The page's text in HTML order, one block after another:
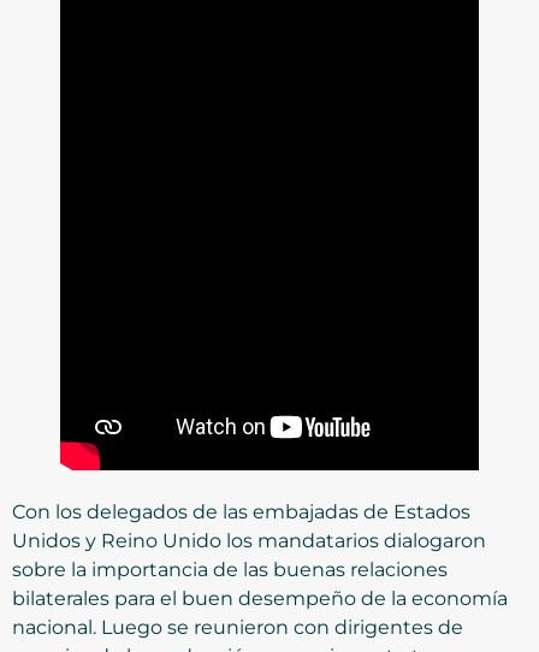
Con los delegados de las embajadas de Estados
Unidos y Reino Unido los mandatarios dialogaron
sobre la importancia de las buenas relaciones
bilaterales para el buen desempeño de la economía
nacional. Luego se reunieron con dirigentes de